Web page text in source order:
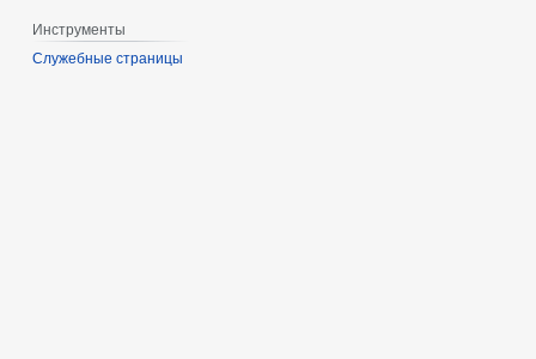
Инструменты
Служебные страницы